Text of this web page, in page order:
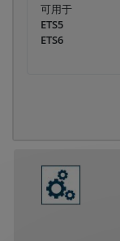
可用于
ETS5
ETS6